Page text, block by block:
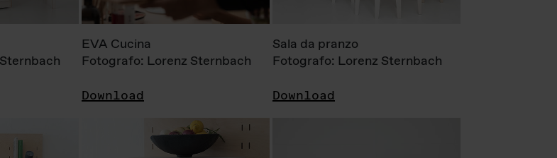
EVA Cucina
Fotografo: Lorenz Sternbach
Download
Sala da pranzo
Fotografo: Lorenz Sternbach
Download